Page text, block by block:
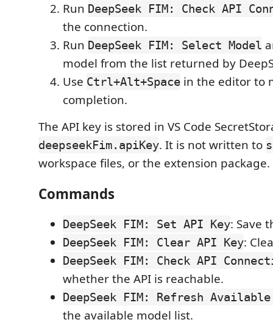
Run DeepSeek FIM: Check API
the connection.
Run DeepSeek FIM: Select Model
model from the list returned by
Use Ctrl+Alt+Space in the editor to
completion.
The API key is stored in VS Code
deepseekFim.apiKey. It is not written to
workspace files, or the extension package.
Commands
DeepSeek FIM: Set API Key: Save
DeepSeek FIM: Clear API Key:
DeepSeek FIM: Check API
whether the API is reachable.
DeepSeek FIM: Refresh Available
the available model list.